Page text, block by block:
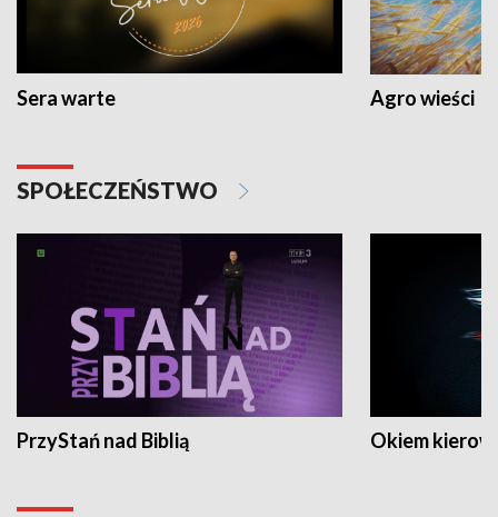
Sera warte Agro wieści
SPOŁECZEŃSTWO
PrzyStań nad Biblią Okiem